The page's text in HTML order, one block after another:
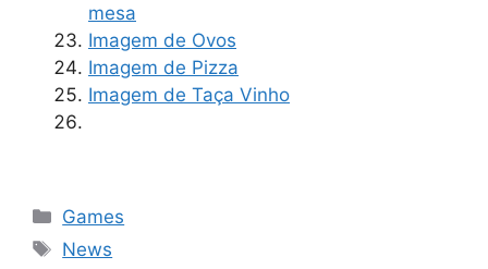
mesa
Imagem de Ovos
Imagem de Pizza
Imagem de Taça Vinho
Categorias
Games
Tags
News